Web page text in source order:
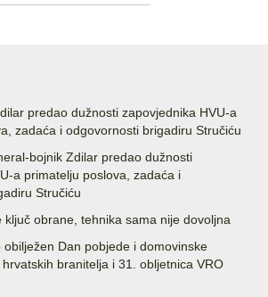
predao dužnosti zapovjednika HVU-a
zadaća i odgovornosti brigadiru Stručiću
bojnik Zdilar predao dužnosti
a primatelju poslova, zadaća i
Stručiću
ključ obrane, tehnika sama nije dovoljna
obilježen Dan pobjede i domovinske
branitelja i 31. obljetnica VRO